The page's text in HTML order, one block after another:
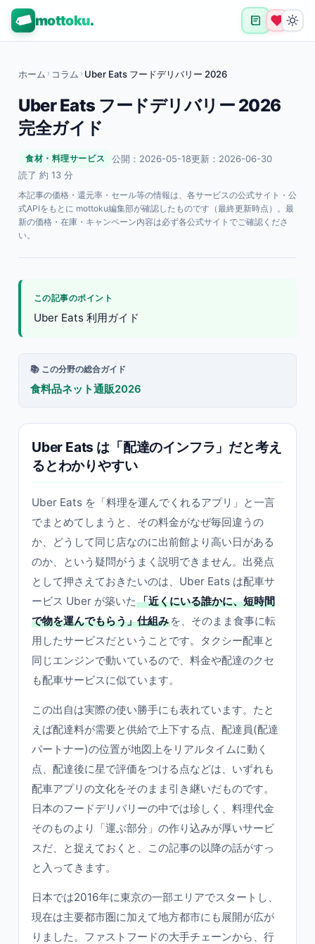
mottoku.
ホーム › コラム › Uber Eats フードデリバリー 2026
Uber Eats フードデリバリー 2026
完全ガイド
食材・料理サービス 公開：2026-05-18更新：2026-06-30
読了 約 13 分
本記事の価格・還元率・セール等の情報は、各サービスの公式サイト・公
式APIをもとに mottoku編集部が確認したものです（最終更新時点）。最
新の価格・在庫・キャンペーン内容は必ず各公式サイトでご確認くださ
い。
この記事のポイント
Uber Eats 利用ガイド
📚 この分野の総合ガイド
食料品ネット通販2026
Uber Eats は「配達のインフラ」だと考え
るとわかりやすい
Uber Eats を「料理を運んでくれるアプリ」と一言
でまとめてしまうと、その料金がなぜ毎回違うの
か、どうして同じ店なのに出前館より高い日がある
のか、という疑問がうまく説明できません。出発点
として押さえておきたいのは、Uber Eats は配車サ
ービス Uber が築いた 「近くにいる誰かに、短時間
で物を運んでもらう」仕組み を、そのまま食事に転
用したサービスだということです。タクシー配車と
同じエンジンで動いているので、料金や配達のクセ
も配車サービスに似ています。
この出自は実際の使い勝手にも表れています。たと
えば配達料が需要と供給で上下する点、配達員(配達
パートナー)の位置が地図上をリアルタイムに動く
点、配達後に星で評価をつける点などは、いずれも
配車アプリの文化をそのまま引き継いだものです。
日本のフードデリバリーの中では珍しく、料理代金
そのものより「運ぶ部分」の作り込みが厚いサービ
スだ、と捉えておくと、この記事の以降の話がすっ
と入ってきます。
日本では2016年に東京の一部エリアでスタートし、
現在は主要都市圏に加えて地方都市にも展開が広が
りました。ファストフードの大手チェーンから、行